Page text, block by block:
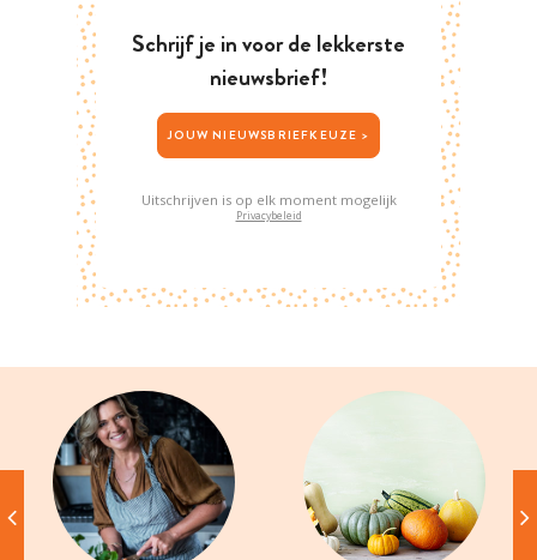
Schrijf je in voor de lekkerste
nieuwsbrief!
JOUW NIEUWSBRIEFKEUZE >
Uitschrijven is op elk moment mogelijk
Privacybeleid